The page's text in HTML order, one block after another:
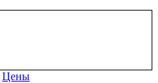
Цены